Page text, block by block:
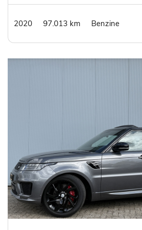
2020 97.013 km Benzine